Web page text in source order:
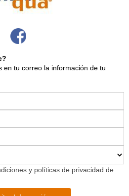
en tu correo la información de tu
y políticas de privacidad de